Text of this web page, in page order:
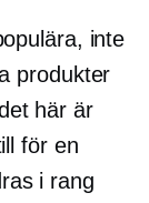
inte
produkter
här är
för en
i rang